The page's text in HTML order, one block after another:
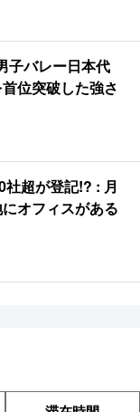
子バレー日本代
位突破した強さ
社超が登記!? : 月
オフィスがある